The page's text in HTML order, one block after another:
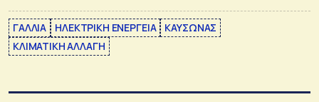
ΓΑΛΛΙΑ ΗΛΕΚΤΡΙΚΗ ΕΝΕΡΓΕΙΑ
ΚΑΥΣΩΝΑΣ
ΚΛΙΜΑΤΙΚΗ ΑΛΛΑΓΗ